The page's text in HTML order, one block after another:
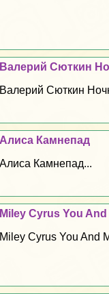
Валерий Сюткин
Валерий Сюткин
Алиса Камнепад
Алиса Камнепад...
Miley Cyrus You
Miley Cyrus You And